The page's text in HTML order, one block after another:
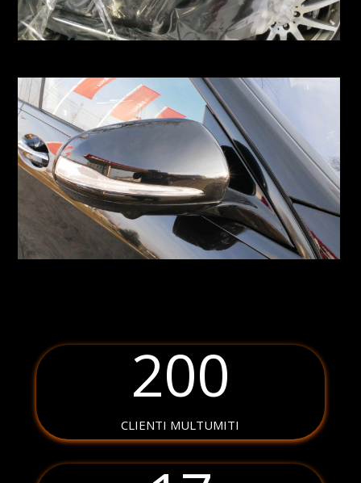
200
CLIENTI MULTUMITI